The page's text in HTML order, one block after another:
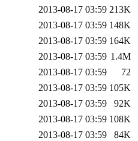
2013-08-17 03:59 213K
2013-08-17 03:59 148K
2013-08-17 03:59 164K
2013-08-17 03:59 1.4M
2013-08-17 03:59
72
2013-08-17 03:59 105K
2013-08-17 03:59
92K
2013-08-17 03:59 108K
2013-08-17 03:59
84K